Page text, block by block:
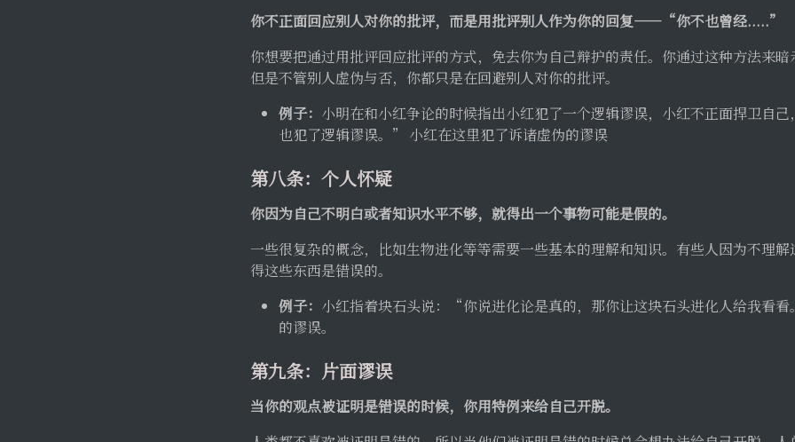
你不正面回应别人对你的批评，而是用批评别人作为你的回复——“你不也曾经.....”
你想要把通过用批评回应批评的方式，免去你为自己辩护的责任。你通过这种方法来
但是不管别人虚伪与否，你都只是在回避别人对你的批评。
例子： 小明在和小红争论的时候指出小红犯了一个逻辑谬误，小红不正面捍卫自
也犯了逻辑谬误。” 小红在这里犯了诉诸虚伪的谬误
第八条：个人怀疑
你因为自己不明白或者知识水平不够，就得出一个事物可能是假的。
一些很复杂的概念，比如生物进化等等需要一些基本的理解和知识。有些人因为不理
得这些东西是错误的。
例子： 小红指着块石头说：“你说进化论是真的，那你让这块石头进化人给我看
的谬误。
第九条：片面谬误
当你的观点被证明是错误的时候，你用特例来给自己开脱。